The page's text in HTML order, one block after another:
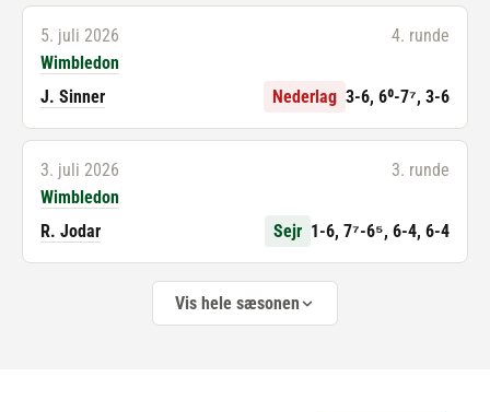
5. juli 2026
4. runde
Wimbledon
J. Sinner
Nederlag 3-6, 6⁰-7⁷, 3-6
3. juli 2026
3. runde
Wimbledon
R. Jodar
Sejr 1-6, 7⁷-6⁵, 6-4, 6-4
Vis hele sæsonen